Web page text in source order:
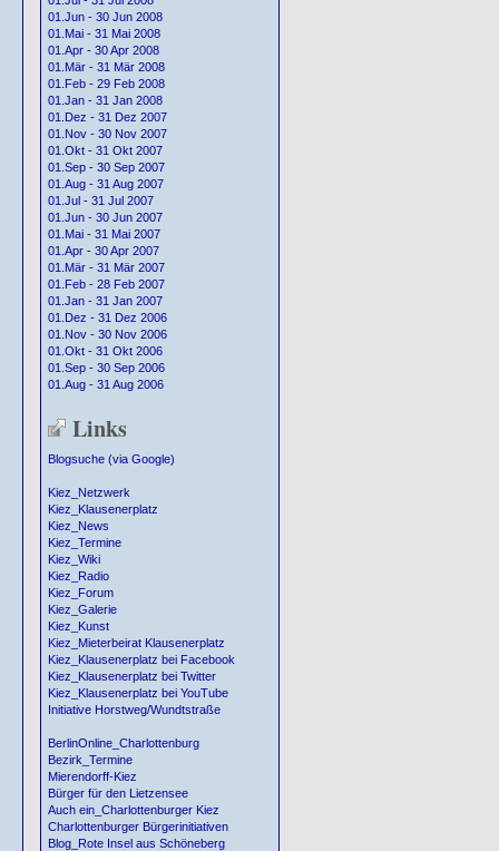
01.Jun - 30 Jun 2008
01.Mai - 31 Mai 2008
01.Apr - 30 Apr 2008
01.Mär - 31 Mär 2008
01.Feb - 29 Feb 2008
01.Jan - 31 Jan 2008
01.Dez - 31 Dez 2007
01.Nov - 30 Nov 2007
01.Okt - 31 Okt 2007
01.Sep - 30 Sep 2007
01.Aug - 31 Aug 2007
01.Jul - 31 Jul 2007
01.Jun - 30 Jun 2007
01.Mai - 31 Mai 2007
01.Apr - 30 Apr 2007
01.Mär - 31 Mär 2007
01.Feb - 28 Feb 2007
01.Jan - 31 Jan 2007
01.Dez - 31 Dez 2006
01.Nov - 30 Nov 2006
01.Okt - 31 Okt 2006
01.Sep - 30 Sep 2006
01.Aug - 31 Aug 2006
Links
Blogsuche (via Google)
Kiez_Netzwerk
Kiez_Klausenerplatz
Kiez_News
Kiez_Termine
Kiez_Wiki
Kiez_Radio
Kiez_Forum
Kiez_Galerie
Kiez_Kunst
Kiez_Mieterbeirat Klausenerplatz
Kiez_Klausenerplatz bei Facebook
Kiez_Klausenerplatz bei Twitter
Kiez_Klausenerplatz bei YouTube
Initiative Horstweg/Wundtstraße
BerlinOnline_Charlottenburg
Bezirk_Termine
Mierendorff-Kiez
Bürger für den Lietzensee
Auch ein_Charlottenburger Kiez
Charlottenburger Bürgerinitiativen
Blog_Rote Insel aus Schöneberg